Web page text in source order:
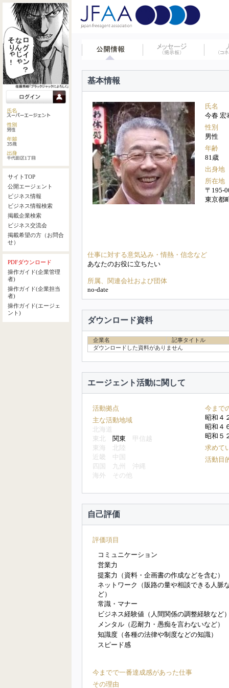
サイトTOP
公開エージェント
ビジネス情報
ビジネス情報検索
掲載企業検索
ビジネス交流会
掲載希望の方（お問合
せ）
PDFダウンロード
操作ガイド(企業管理
者)
操作ガイド(企業担当
者)
操作ガイド(エージェ
ント)
基本情報
氏名
今春 宏
性別
男性
年齢
81歳
出身地
所在地
〒195-
東京都
仕事に対する意気込み・情熱・信念など
あなたのお役に立ちたい
所属、関連会社および団体
no-date
ダウンロード資料
企業名
記事タイトル
ダウンロードした資料がありません
エージェント活動に関して
活動拠点
主な活動地域
北海道
東北 関東 甲信越
東海
北陸
近畿
中国
四国
九州
沖縄
海外
その他
今まで
昭和４
昭和４
昭和５
求めて
活動目
自己評価
評価項目
コミュニケーション
営業力
提案力（資料・企画書の作成などを含む）
ネットワーク（販路の量や相談できる人脈
ど）
常識・マナー
ビジネス経験値（人間関係の調整経験など
メンタル（忍耐力・愚痴を言わないなど）
知識度（各種の法律や制度などの知識）
スピード感
今までで一番達成感があった仕事
その理由